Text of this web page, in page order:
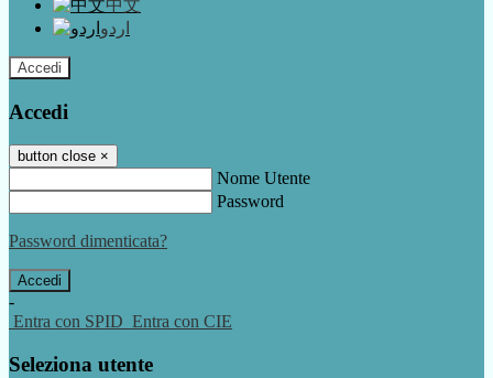
中文
اردو
Accedi
Accedi
button close ×
Nome Utente
Password
Password dimenticata?
-
Entra con SPID Entra con CIE
Seleziona utente